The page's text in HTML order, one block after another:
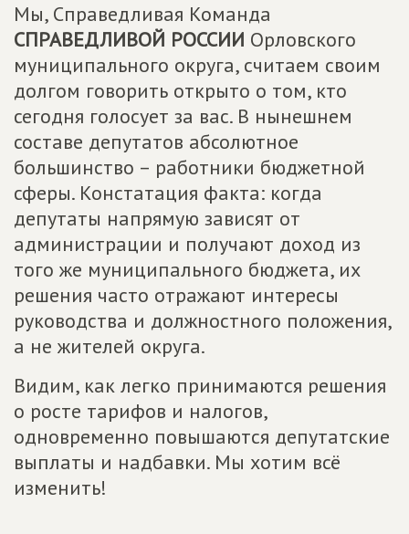
Мы, Справедливая Команда
СПРАВЕДЛИВОЙ РОССИИ Орловского
муниципального округа, считаем своим
долгом говорить открыто о том, кто
сегодня голосует за вас. В нынешнем
составе депутатов абсолютное
большинство – работники бюджетной
сферы. Констатация факта: когда
депутаты напрямую зависят от
администрации и получают доход из
того же муниципального бюджета, их
решения часто отражают интересы
руководства и должностного положения,
а не жителей округа.
Видим, как легко принимаются решения
о росте тарифов и налогов,
одновременно повышаются депутатские
выплаты и надбавки. Мы хотим всё
изменить!